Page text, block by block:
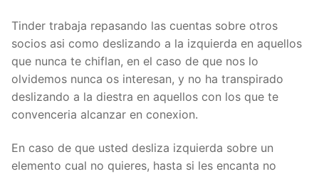
Tinder trabaja repasando las cuentas sobre otros
socios asi­ como deslizando a la izquierda en aquellos
que nunca te chiflan, en el caso de que nos lo
olvidemos nunca os interesan, y no ha transpirado
deslizando a la diestra en aquellos con los que te
convenceria alcanzar en conexion.
En caso de que usted desliza izquierda sobre un
elemento cual no quieres, hasta si les encanta no